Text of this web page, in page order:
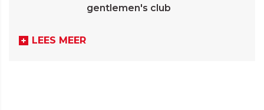
gentlemen's club
LEES MEER